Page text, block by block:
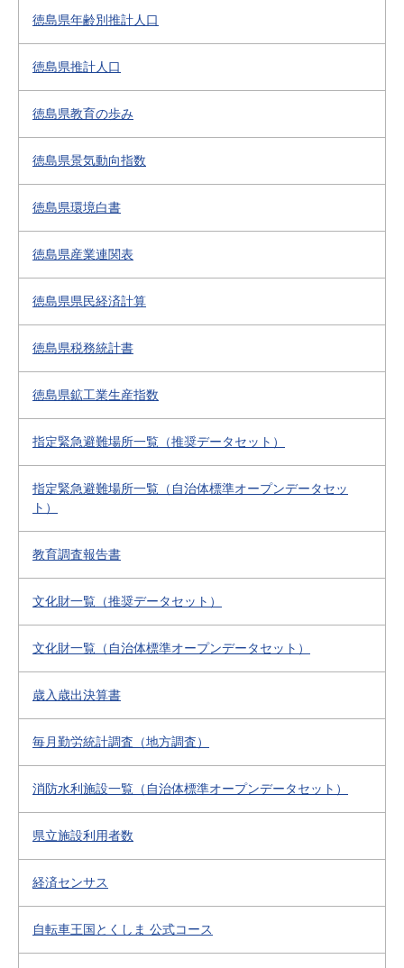
徳島県年齢別推計人口
徳島県推計人口
徳島県教育の歩み
徳島県景気動向指数
徳島県環境白書
徳島県産業連関表
徳島県県民経済計算
徳島県税務統計書
徳島県鉱工業生産指数
指定緊急避難場所一覧（推奨データセット）
指定緊急避難場所一覧（自治体標準オープンデータセッ
ト）
教育調査報告書
文化財一覧（推奨データセット）
文化財一覧（自治体標準オープンデータセット）
歳入歳出決算書
毎月勤労統計調査（地方調査）
消防水利施設一覧（自治体標準オープンデータセット）
県立施設利用者数
経済センサス
自転車王国とくしま 公式コース